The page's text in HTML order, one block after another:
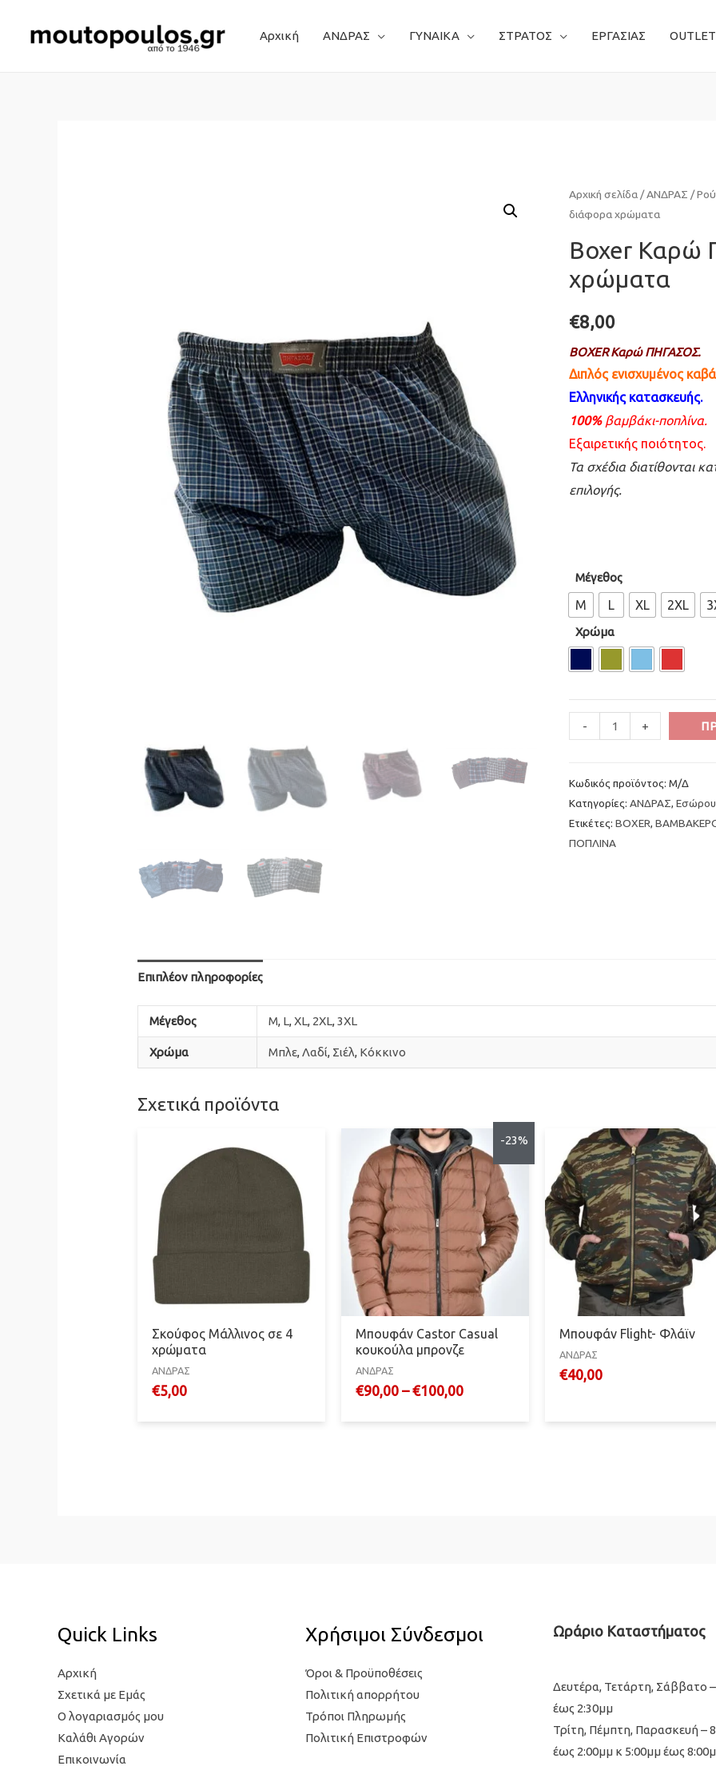
Αρχική ΑΝΔΡΑΣ ΓΥΝΑΙΚΑ ΣΤΡΑΤΟΣ ΕΡΓΑΣΙΑΣ OUTLET
Αρχική σελίδα /ΑΝΔΡΑΣ /
διάφορα χρώματα
Boxer Καρώ
χρώματα
€8,00
BOXER Καρώ ΠΗΓΑΣΟΣ.
Διπλός ενισχυμένος
Ελληνικής κατασκευής.
100%βαμβάκι-ποπλίνα.
Εξαιρετικής ποιότητος.
Τα σχέδια διατίθονται
επιλογής.
Mέγεθος
M L XL 2XL
Χρώμα
Quantity
-
Καρώ
διάφορα
χρώματα
ποσότητα
Quantity
+
Κωδικός προϊόντος: Μ/Δ
Κατηγορίες: ΑΝΔΡΑΣ,
Ετικέτες: BOXER,
ΠΟΠΛΙΝΑ
Επιπλέον πληροφορίες
Mέγεθος M, L,XL, 2XL,3XL
Χρώμα Μπλε,Λαδί, Σιέλ, Κόκκινο
Σχετικά προϊόντα
Σκούφος Μάλλινος σε 4
χρώματα
ΑΝΔΡΑΣ
€5,00
-23%
Μπουφάν Castor Casual
κουκούλα μπρονζε
ΑΝΔΡΑΣ
€90,00 –€100,00
Μπουφάν Flight- Φλάϊν
ΑΝΔΡΑΣ
€40,00
Quick Links
Αρχική
Σχετικά με Εμάς
Ο λογαριασμός μου
Καλάθι Αγορών
Επικοινωνία
Χρήσιμοι Σύνδεσμοι
Όροι & Προϋποθέσεις
Πολιτική απορρήτου
Τρόποι Πληρωμής
Πολιτική Επιστροφών
Ωράριο Καταστήματος
Δευτέρα, Τετάρτη, Σάββατο
έως 2:30μμ
Τρίτη, Πέμπτη, Παρασκευή –
έως 2:00μμ κ 5:00μμ έως